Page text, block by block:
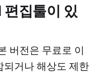
편집툴이 있
버전은 무료로 이
되거나 해상도 제한